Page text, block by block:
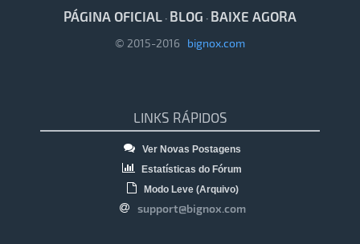
PÁGINA OFICIAL · BLOG · BAIXE AGORA
© 2015-2016 bignox.com
LINKS RÁPIDOS
Ver Novas Postagens
Estatísticas do Fórum
Modo Leve (Arquivo)
support@bignox.com